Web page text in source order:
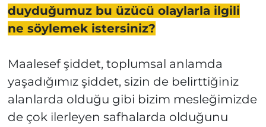
duyduğumuz bu üzücü olaylarla ilgili
ne söylemek istersiniz?
Maalesef şiddet, toplumsal anlamda
yaşadığımız şiddet, sizin de belirttiğiniz
alanlarda olduğu gibi bizim mesleğimizde
de çok ilerleyen safhalarda olduğunu